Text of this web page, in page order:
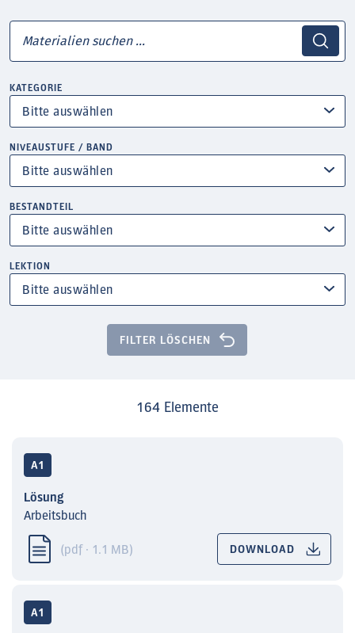
KATEGORIE
NIVEAUSTUFE / BAND
BESTANDTEIL
LEKTION
FILTER LÖSCHEN
164 Elemente
A1
Lösung
Arbeitsbuch
(pdf · 1.1 MB) DOWNLOAD
A1